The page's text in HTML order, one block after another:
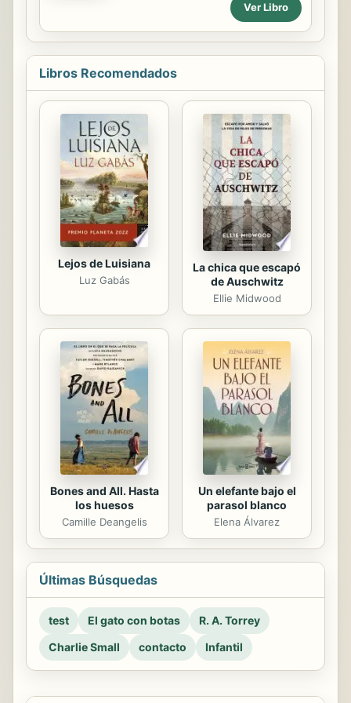
guerra contra los dioses.
Ver Libro
Libros Recomendados
Lejos de Luisiana
Luz Gabás
La chica que escapó
de Auschwitz
Ellie Midwood
Bones and All. Hasta
los huesos
Camille Deangelis
Un elefante bajo el
parasol blanco
Elena Álvarez
Últimas Búsquedas
test El gato con botas
R. A. Torrey
Charlie Small
contacto Infantil